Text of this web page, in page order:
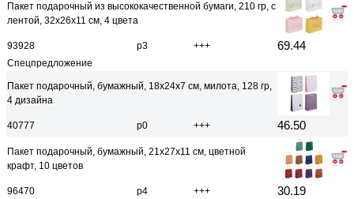
Пакет подарочный из высококачественной бумаги, 210 гр, с
лентой, 32x26x11 см, 4 цвета
93928 р3 +++ 69.44
Спецпредложение
Пакет подарочный, бумажный, 18x24x7 см, милота, 128 гр,
4 дизайна
40777 р0 +++ 46.50
Пакет подарочный, бумажный, 21x27x11 см, цветной
крафт, 10 цветов
96470 р4 +++ 30.19